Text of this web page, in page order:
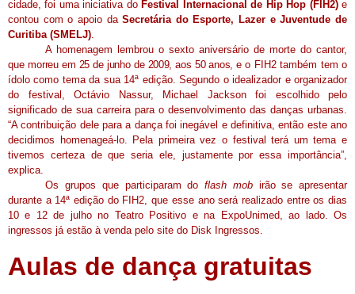
cidade, foi uma iniciativa doFestival Internacional de Hip Hop (FIH2)e
contou com o apoio daSecretária do Esporte, Lazer e Juventude de
Curitiba (SMELJ)
A homenagem lembrou o sexto aniversário de morte do cantor,
quemorreu em 25 de junho de 2009, aos 50 anos, eo FIH2 também tem o
ídolo como tema da sua 14ª edição. Segundo o idealizador e organizador
do festival, Octávio Nassur, Michael Jackson foi escolhido pelo
significado de sua carreira para o desenvolvimento das danças urbanas.
“A contribuição dele para a dança foi inegável e definitiva, então este ano
decidimos homenageá-lo. Pela primeira vez o festival terá um tema e
tivemos certeza de que seria ele, justamente por essa importância”,
explica.
Os grupos que participaram doflash mob irão se apresentar
durante a 14ª edição do FIH2, que esse ano será realizado entre os dias
10 e 12 de julho no Teatro Positivo e na ExpoUnimed, ao lado. Os
ingressos já estão à venda pelo site do Disk Ingressos.
Aulas de dança gratuitas